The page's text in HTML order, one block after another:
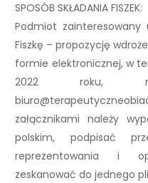
SPOSÓB SKŁADANIA FISZEK:
Podmiot zainteresowany
Fiszkę – propozycję
formie elektronicznej, w
2022 roku,
załącznikami należy
polskim, podpisać
reprezentowania i
zeskanować do jednego